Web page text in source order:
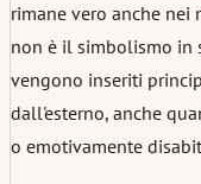
rimane vero anche
non è il simbolismo in
vengono inseriti
dall'esterno, anche
o emotivamente